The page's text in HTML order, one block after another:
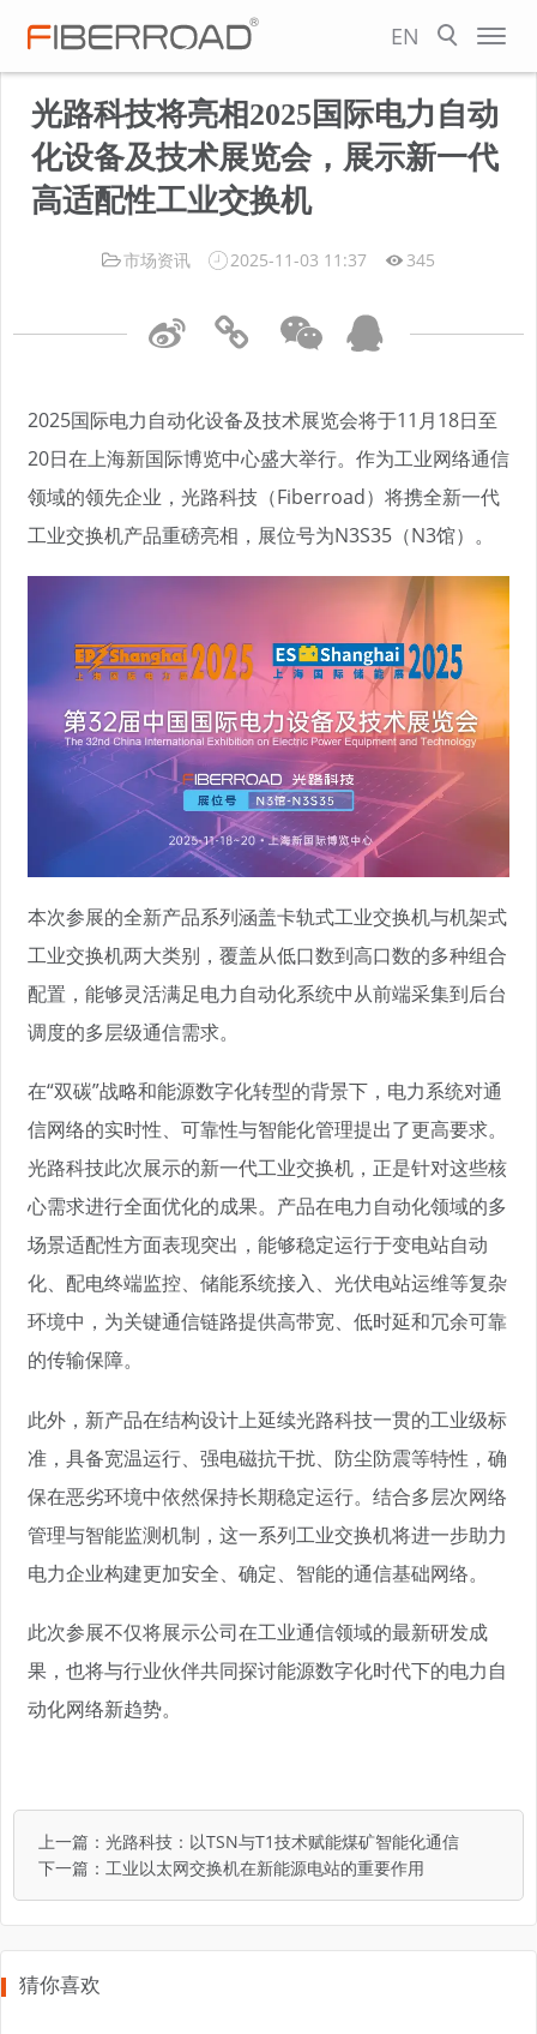
EN
光路科技将亮相2025国际电力自动
化设备及技术展览会，展示新一代
高适配性工业交换机
市场资讯 2025-11-03 11:37 345
2025国际电力自动化设备及技术展览会将于11月18日至
20日在上海新国际博览中心盛大举行。作为工业网络通信
领域的领先企业，光路科技（Fiberroad）将携全新一代
工业交换机产品重磅亮相，展位号为N3S35（N3馆）。
本次参展的全新产品系列涵盖卡轨式工业交换机与机架式
工业交换机两大类别，覆盖从低口数到高口数的多种组合
配置，能够灵活满足电力自动化系统中从前端采集到后台
调度的多层级通信需求。
在“双碳”战略和能源数字化转型的背景下，电力系统对通
信网络的实时性、可靠性与智能化管理提出了更高要求。
光路科技此次展示的新一代工业交换机，正是针对这些核
心需求进行全面优化的成果。产品在电力自动化领域的多
场景适配性方面表现突出，能够稳定运行于变电站自动
化、配电终端监控、储能系统接入、光伏电站运维等复杂
环境中，为关键通信链路提供高带宽、低时延和冗余可靠
的传输保障。
此外，新产品在结构设计上延续光路科技一贯的工业级标
准，具备宽温运行、强电磁抗干扰、防尘防震等特性，确
保在恶劣环境中依然保持长期稳定运行。结合多层次网络
管理与智能监测机制，这一系列工业交换机将进一步助力
电力企业构建更加安全、确定、智能的通信基础网络。
此次参展不仅将展示公司在工业通信领域的最新研发成
果，也将与行业伙伴共同探讨能源数字化时代下的电力自
动化网络新趋势。
上一篇： 光路科技：以TSN与T1技术赋能煤矿智能化通信
下一篇： 工业以太网交换机在新能源电站的重要作用
猜你喜欢